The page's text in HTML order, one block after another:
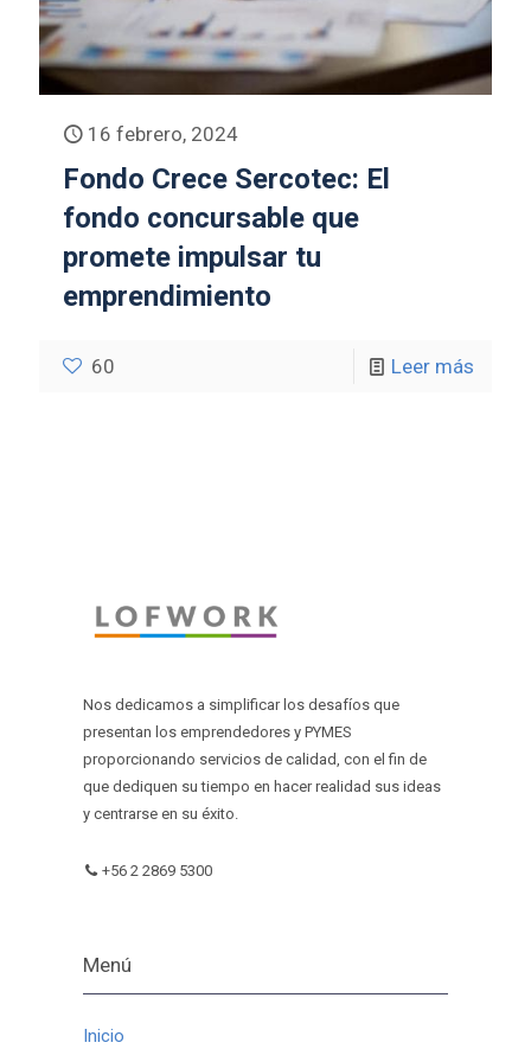
16 febrero, 2024
Fondo Crece Sercotec: El
fondo concursable que
promete impulsar tu
emprendimiento
60 Leer más
Nos dedicamos a simplificar los desafíos que
presentan los emprendedores y PYMES
proporcionando servicios de calidad, con el fin de
que dediquen su tiempo en hacer realidad sus ideas
y centrarse en su éxito.
+56 2 2869 5300
Menú
Inicio